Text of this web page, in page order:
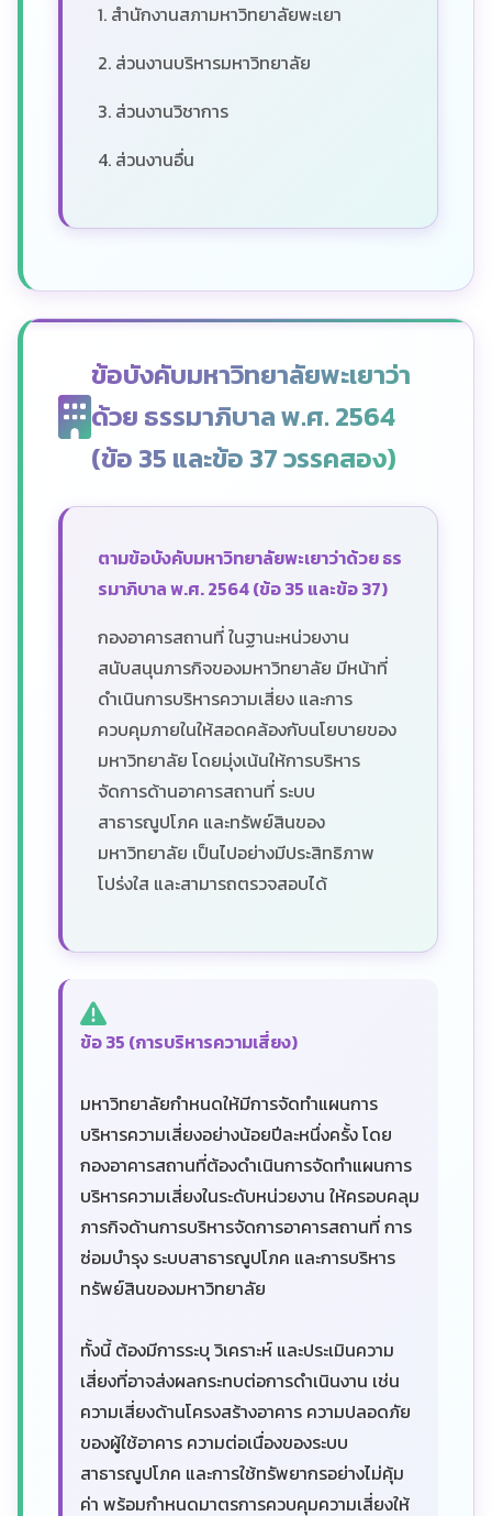
1. สำนักงานสภามหาวิทยาลัยพะเยา
2. ส่วนงานบริหารมหาวิทยาลัย
3. ส่วนงานวิชาการ
4. ส่วนงานอื่น
ข้อบังคับมหาวิทยาลัยพะเยาว่า
ด้วย ธรรมาภิบาล พ.ศ. 2564
(ข้อ 35 และข้อ 37 วรรคสอง)
ตามข้อบังคับมหาวิทยาลัยพะเยาว่าด้วย ธร
รมาภิบาล พ.ศ. 2564 (ข้อ 35 และข้อ 37)
กองอาคารสถานที่ ในฐานะหน่วยงาน
สนับสนุนภารกิจของมหาวิทยาลัย มีหน้าที่
ดำเนินการบริหารความเสี่ยง และการ
ควบคุมภายในให้สอดคล้องกับนโยบายของ
มหาวิทยาลัย โดยมุ่งเน้นให้การบริหาร
จัดการด้านอาคารสถานที่ ระบบ
สาธารณูปโภค และทรัพย์สินของ
มหาวิทยาลัย เป็นไปอย่างมีประสิทธิภาพ
โปร่งใส และสามารถตรวจสอบได้
ข้อ 35 (การบริหารความเสี่ยง)
มหาวิทยาลัยกำหนดให้มีการจัดทำแผนการ
บริหารความเสี่ยงอย่างน้อยปีละหนึ่งครั้ง โดย
กองอาคารสถานที่ต้องดำเนินการจัดทำแผนการ
บริหารความเสี่ยงในระดับหน่วยงาน ให้ครอบคลุม
ภารกิจด้านการบริหารจัดการอาคารสถานที่ การ
ซ่อมบำรุง ระบบสาธารณูปโภค และการบริหาร
ทรัพย์สินของมหาวิทยาลัย
ทั้งนี้ ต้องมีการระบุ วิเคราะห์ และประเมินความ
เสี่ยงที่อาจส่งผลกระทบต่อการดำเนินงาน เช่น
ความเสี่ยงด้านโครงสร้างอาคาร ความปลอดภัย
ของผู้ใช้อาคาร ความต่อเนื่องของระบบ
สาธารณูปโภค และการใช้ทรัพยากรอย่างไม่คุ้ม
ค่า พร้อมกำหนดมาตรการควบคุมความเสี่ยงให้